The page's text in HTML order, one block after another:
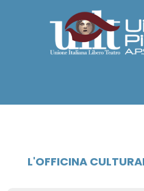
L'OFFICINA